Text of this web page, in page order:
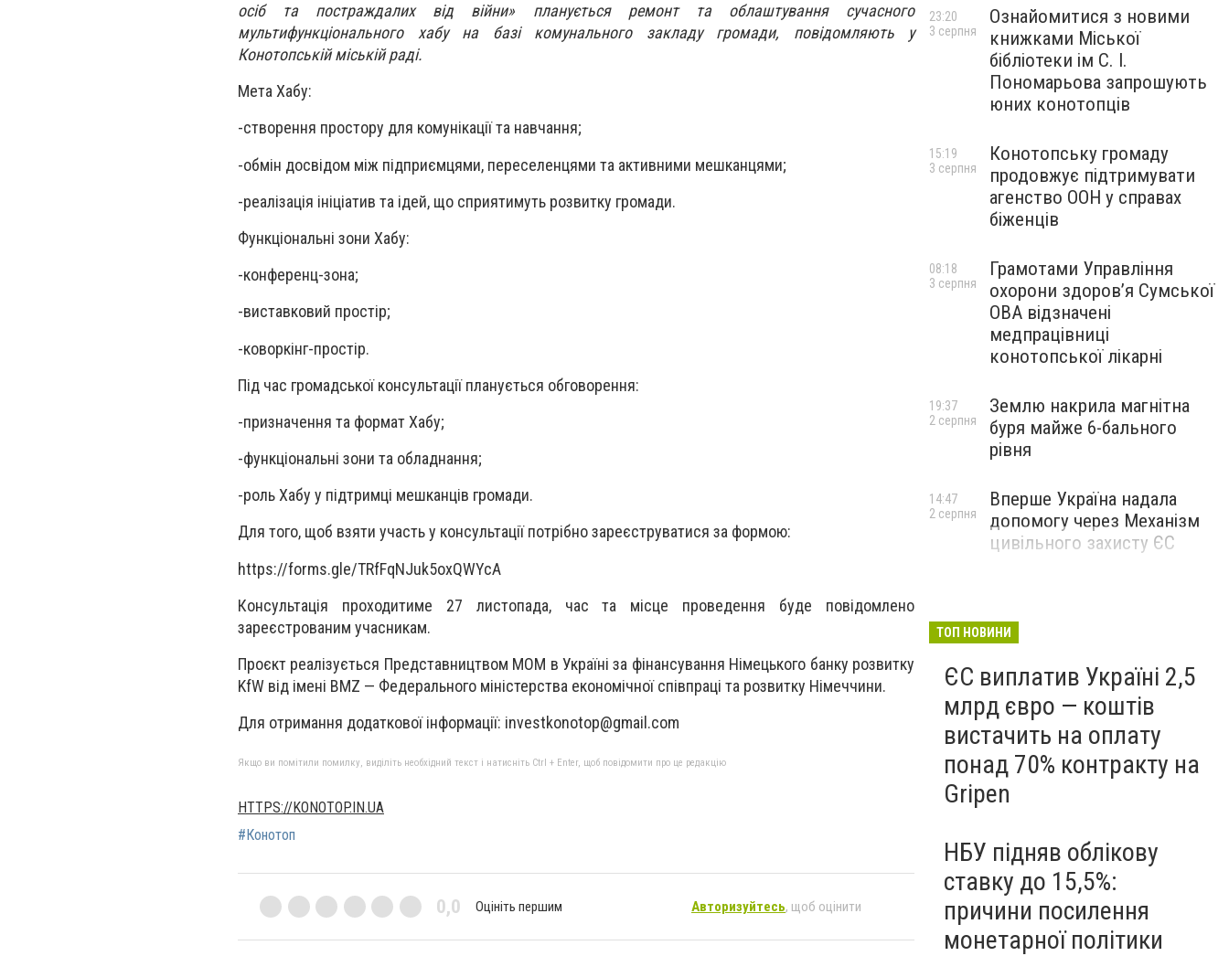
осіб та постраждалих від війни» планується ремонт та облаштування сучасного
мультифункціонального хабу на базі комунального закладу громади, повідомляють у
Конотопській міській раді.
Мета Хабу:
-створення простору для комунікації та навчання;
-обмін досвідом між підприємцями, переселенцями та активними мешканцями;
-реалізація ініціатив та ідей, що сприятимуть розвитку громади.
Функціональні зони Хабу:
-конференц-зона;
-виставковий простір;
-коворкінг-простір.
Під час громадської консультації планується обговорення:
-призначення та формат Хабу;
-функціональні зони та обладнання;
-роль Хабу у підтримці мешканців громади.
Для того, щоб взяти участь у консультації потрібно зареєструватися за формою:
https://forms.gle/TRfFqNJuk5oxQWYcA
Консультація проходитиме 27 листопада, час та місце проведення буде повідомлено
зареєстрованим учасникам.
Проєкт реалізується Представництвом МОМ в Україні за фінансування Німецького банку розвитку
KfW від імені BMZ — Федерального міністерства економічної співпраці та розвитку Німеччини.
Для отримання додаткової інформації: investkonotop@gmail.com
Якщо ви помітили помилку, виділіть необхідний текст і натисніть Ctrl + Enter, щоб повідомити про це редакцію
HTTPS://KONOTOP.IN.UA
#Конотоп
0,0 Оцініть першим Авторизуйтесь, щоб оцінити
Ознайомитися з новими
книжками Міської
бібліотеки ім С. І.
Пономарьова запрошують
юних конотопців
23:20
3 серпня
Конотопську громаду
продовжує підтримувати
агенство ООН у справах
біженців
15:19
3 серпня
Грамотами Управління
охорони здоров’я Сумської
ОВА відзначені
медпрацівниці
конотопської лікарні
08:18
3 серпня
Землю накрила магнітна
буря майже 6-бального
рівня
19:37
2 серпня
Вперше Україна надала
допомогу через Механізм
цивільного захисту ЄС
14:47
2 серпня
ТОП НОВИНИ
ЄС виплатив Україні 2,5
млрд євро — коштів
вистачить на оплату
понад 70% контракту на
Gripen
НБУ підняв облікову
ставку до 15,5%:
причини посилення
монетарної політики